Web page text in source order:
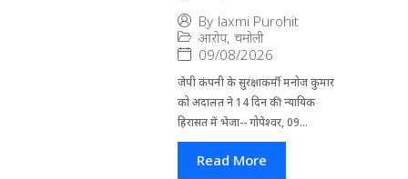
By laxmi Purohit
आरोप, चमोली
09/08/2026
जेपी कंपनी के सुरक्षाकर्मी मनोज कुमार
को अदालत ने 14 दिन की न्यायिक
हिरासत में भेजा-- गोपेश्वर, 09...
Read More